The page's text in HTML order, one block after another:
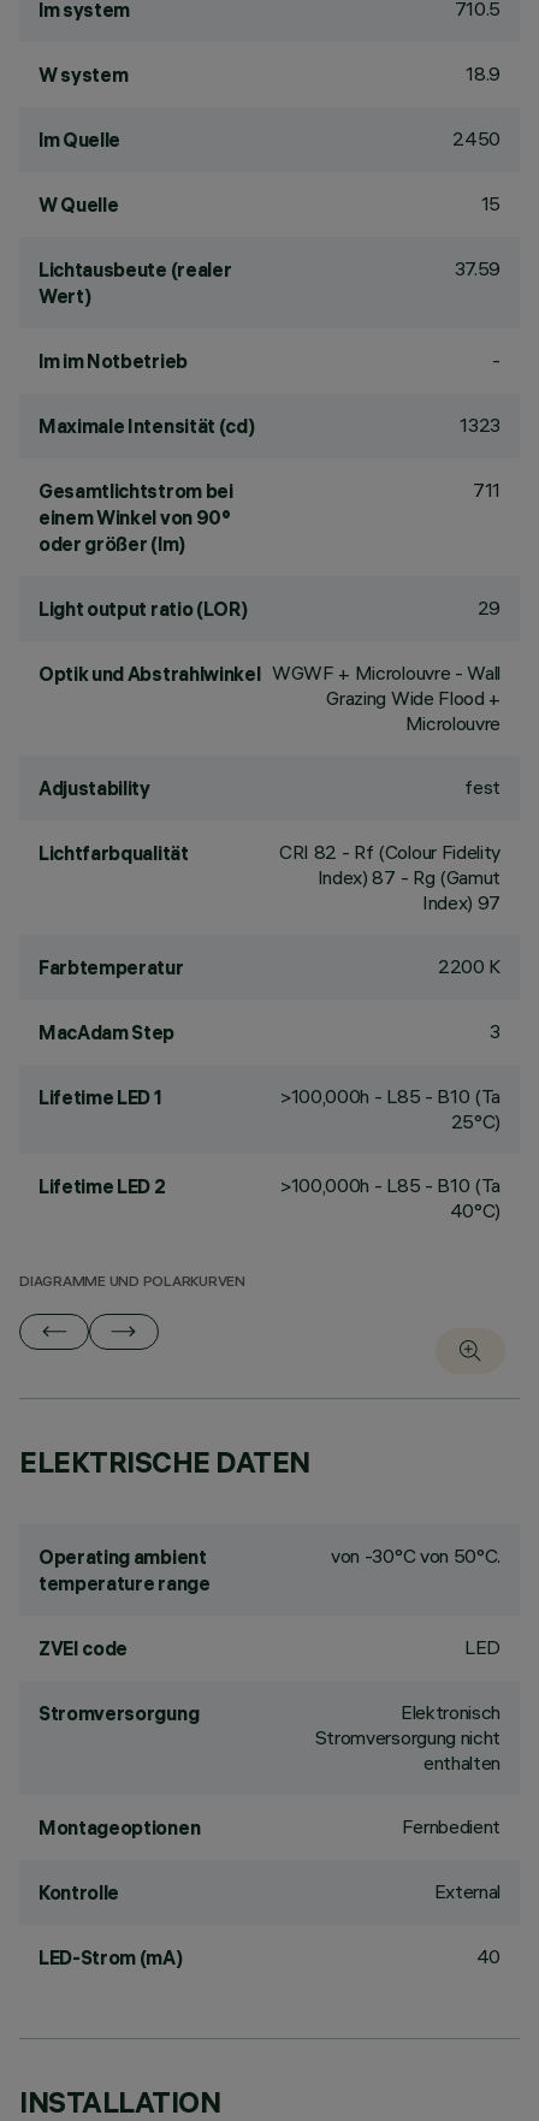
lm system 710.5
W system 18.9
lm Quelle 2450
W Quelle 15
Lichtausbeute (realer
Wert)
37.59
lm im Notbetrieb -
Maximale Intensität (cd) 1323
Gesamtlichtstrom bei
einem Winkel von 90°
oder größer (lm)
711
Light output ratio (LOR) 29
Optik und Abstrahlwinkel WGWF + Microlouvre - Wall
Grazing Wide Flood +
Microlouvre
Adjustability fest
Lichtfarbqualität CRI 82 - Rf (Colour Fidelity
Index) 87 - Rg (Gamut
Index) 97
Farbtemperatur 2200 K
MacAdam Step 3
Lifetime LED 1
>100,000h - L85 - B10 (Ta
25°C)
Lifetime LED 2
>100,000h - L85 - B10 (Ta
40°C)
DIAGRAMME UND POLARKURVEN
ELEKTRISCHE DATEN
Operating ambient
temperature range
von -30°C von 50°C.
ZVEI code LED
Stromversorgung
Elektronisch
Stromversorgung nicht
enthalten
Montageoptionen Fernbedient
Kontrolle External
LED-Strom (mA) 40
INSTALLATION